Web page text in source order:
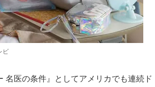
ビ
医の条件』としてアメリカでも連続ド